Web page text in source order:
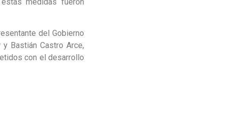
del Gobierno
y Bastián Castro Arce,
con el desarrollo